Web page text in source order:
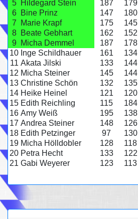
5
Hildegard Stein 187 179
6
Bine Prinz 147 180
7
Marie Krapf 175 145
8
Beate Gebhart 162 152
9
Micha Demmel 187 178
10 Inge Schildhauer 161 134
11 Akata Jilski 133 144
12 Micha Steiner 145 144
13 Christine Schön 132 135
14 Heike Heinel 121 120
15 Edith Reichling 115 184
16 Amy Weiß 195 138
17 Andrea Steiner 148 126
18 Edith Petzinger 97 130
19 Micha Hölldobler 128 118
20 Petra Hecht 133 122
21 Gabi Weyerer 123 113